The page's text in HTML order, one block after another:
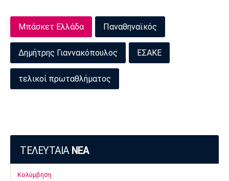
Μπάσκετ Ελλάδα Παναθηναϊκός
Δημήτρης Γιαννακόπουλος ΕΣΑΚΕ
τελικοί πρωταθλήματος
ΤΕΛΕΥΤΑΙΑ ΝΕΑ
Κολύμβηση